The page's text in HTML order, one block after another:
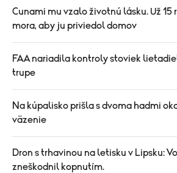
Cunami mu vzalo životnú lásku. Už 15
mora, aby ju priviedol domov
FAA nariadila kontroly stoviek
trupe
Na kúpalisko prišla s dvoma hadmi
väzenie
Dron s trhavinou na letisku v Lipsku:
zneškodnil kopnutím.